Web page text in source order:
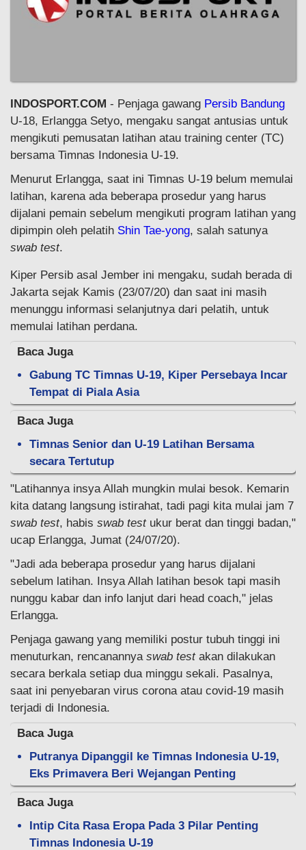
INDOSPORT.COM - Penjaga gawang Persib Bandung
U-18, Erlangga Setyo, mengaku sangat antusias untuk
mengikuti pemusatan latihan atau training center (TC)
bersama Timnas Indonesia U-19.
Menurut Erlangga, saat ini Timnas U-19 belum memulai
latihan, karena ada beberapa prosedur yang harus
dijalani pemain sebelum mengikuti program latihan yang
dipimpin oleh pelatih Shin Tae-yong, salah satunya
swab test.
Kiper Persib asal Jember ini mengaku, sudah berada di
Jakarta sejak Kamis (23/07/20) dan saat ini masih
menunggu informasi selanjutnya dari pelatih, untuk
memulai latihan perdana.
Baca Juga
Gabung TC Timnas U-19, Kiper Persebaya Incar
Tempat di Piala Asia
Baca Juga
Timnas Senior dan U-19 Latihan Bersama
secara Tertutup
"Latihannya insya Allah mungkin mulai besok. Kemarin
kita datang langsung istirahat, tadi pagi kita mulai jam 7
swab test, habis swab testukur berat dan tinggi badan,"
ucap Erlangga, Jumat (24/07/20).
"Jadi ada beberapa prosedur yang harus dijalani
sebelum latihan. Insya Allah latihan besok tapi masih
nunggu kabar dan info lanjut dari head coach," jelas
Erlangga.
Penjaga gawang yang memiliki postur tubuh tinggi ini
menuturkan, rencanannya swab testakan dilakukan
secara berkala setiap dua minggu sekali. Pasalnya,
saat ini penyebaran virus corona atau covid-19 masih
terjadi di Indonesia.
Baca Juga
Putranya Dipanggil ke Timnas Indonesia U-19,
Eks Primavera Beri Wejangan Penting
Baca Juga
Intip Cita Rasa Eropa Pada 3 Pilar Penting
Timnas Indonesia U-19